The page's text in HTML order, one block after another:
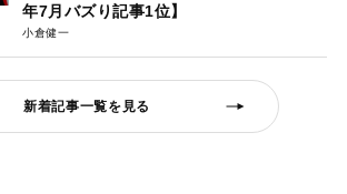
年7月バズり記事1位】
小倉健一
新着記事一覧を見る